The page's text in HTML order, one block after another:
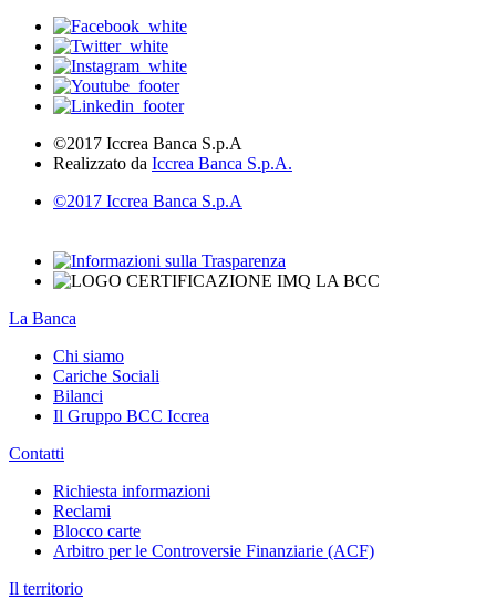
©2017 Iccrea Banca S.p.A
Realizzato da Iccrea Banca S.p.A.
©2017 Iccrea Banca S.p.A
La Banca
Chi siamo
Cariche Sociali
Bilanci
Il Gruppo BCC Iccrea
Contatti
Richiesta informazioni
Reclami
Blocco carte
Arbitro per le Controversie Finanziarie (ACF)
Il territorio